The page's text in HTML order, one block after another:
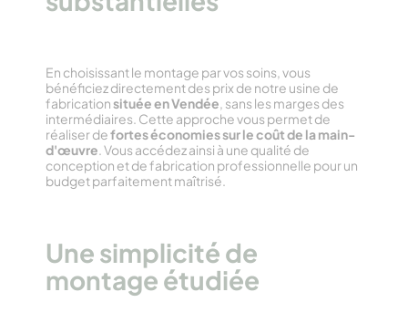
En choisissant le montage par vos soins, vous
bénéficiez directement des prix de notre usine de
fabricationsituée en Vendée, sans les marges des
intermédiaires. Cette approche vous permet de
réaliser defortes économies sur le coût de la main-
d'œuvre. Vous accédez ainsi à une qualité de
conception et de fabrication professionnelle pour un
budget parfaitement maîtrisé.
Une simplicité de
montage étudiée